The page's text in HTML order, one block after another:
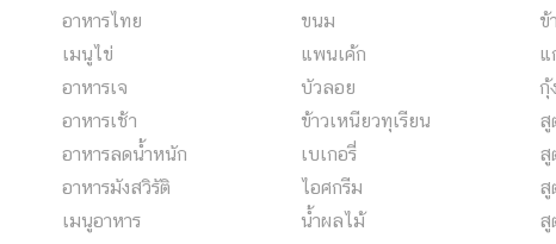
อาหารไทย
เมนูไข่
อาหารเจ
อาหารเช้า
อาหารลดน้ำหนัก
อาหารมังสวิรัติ
เมนูอาหาร
ขนม
แพนเค้ก
บัวลอย
ข้าวเหนียวทุเรียน
เบเกอรี่
ไอศกรีม
น้ำผลไม้
ข้
แ
กุ้
สู
สู
สู
สู